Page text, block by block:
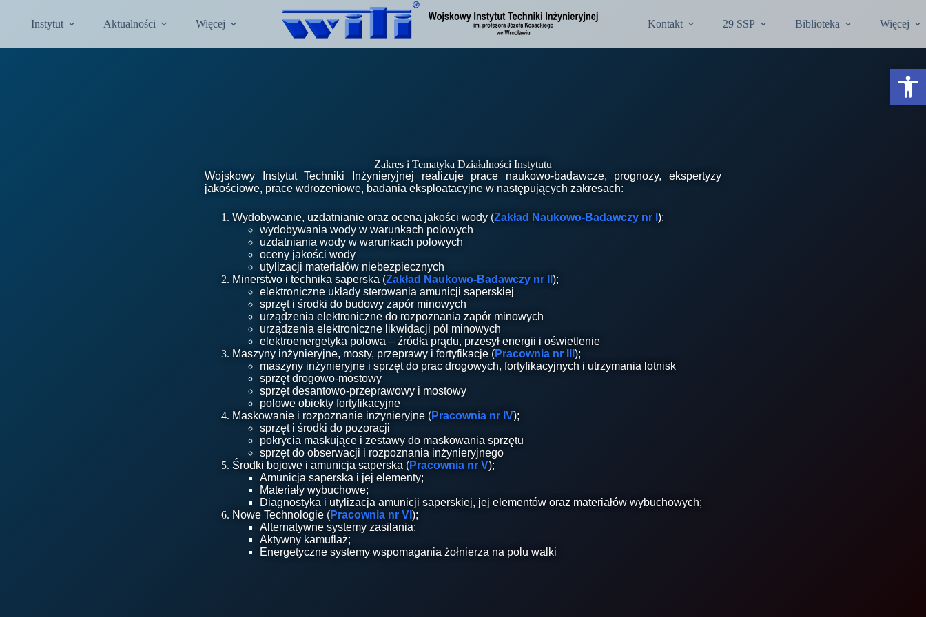
Otwórz pasek narzędzi
Instytut Aktualności Więcej Kontakt 29 SSP Biblioteka Więcej
Zakres i Tematyka Działalności Instytutu
Wojskowy Instytut Techniki Inżynieryjnej realizuje prace naukowo-badawcze, prognozy, ekspertyzy
jakościowe, prace wdrożeniowe, badania eksploatacyjne w następujących zakresach:
Wydobywanie, uzdatnianie oraz ocena jakości wody (Zakład Naukowo-Badawczy nr I );
wydobywania wody w warunkach polowych
uzdatniania wody w warunkach polowych
oceny jakości wody
utylizacji materiałów niebezpiecznych
Minerstwo i technika saperska (Zakład Naukowo-Badawczy nr II );
elektroniczne układy sterowania amunicji saperskiej
sprzęt i środki do budowy zapór minowych
urządzenia elektroniczne do rozpoznania zapór minowych
urządzenia elektroniczne likwidacji pól minowych
elektroenergetyka polowa – źródła prądu, przesył energii i oświetlenie
Maszyny inżynieryjne, mosty, przeprawy i fortyfikacje (Pracownia nr III );
maszyny inżynieryjne i sprzęt do prac drogowych, fortyfikacyjnych i utrzymania lotnisk
sprzęt drogowo-mostowy
sprzęt desantowo-przeprawowy i mostowy
polowe obiekty fortyfikacyjne
Maskowanie i rozpoznanie inżynieryjne (Pracownia nr IV);
sprzęt i środki do pozoracji
pokrycia maskujące i zestawy do maskowania sprzętu
sprzęt do obserwacji i rozpoznania inżynieryjnego
Środki bojowe i amunicja saperska (Pracownia nr V);
Amunicja saperska i jej elementy;
Materiały wybuchowe;
Diagnostyka i utylizacja amunicji saperskiej, jej elementów oraz materiałów wybuchowych;
Nowe Technologie (Pracownia nr VI );
Alternatywne systemy zasilania;
Aktywny kamuflaż;
Energetyczne systemy wspomagania żołnierza na polu walki